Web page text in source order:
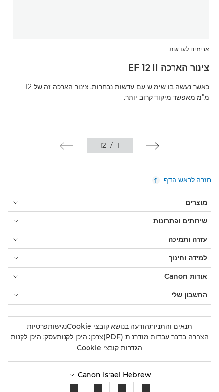
אביזרים לעדשות
צינור הארכה EF 12 II
כאשר נעשה בו שימוש עם עדשות נבחרות, צינור הארכה זה של 12
מ"מ מאפשר מיקוד קרוב יותר.
1
/
12
חזרה לראש הדף
מוצרים
שירותים ופתרונות
עזרה ותמיכה
למידה וחינוך
אודות Canon
החשבון שלי
תנאים והתניותהודעה בנושא קובצי Cookie נגישותפרטיות
הצהרה בדבר עבדות מודרנית (PDF)
צרכן: היכן לקנותעסק: היכן לקנות
הגדרות קובצי Cookie
Canon Israel Hebrew